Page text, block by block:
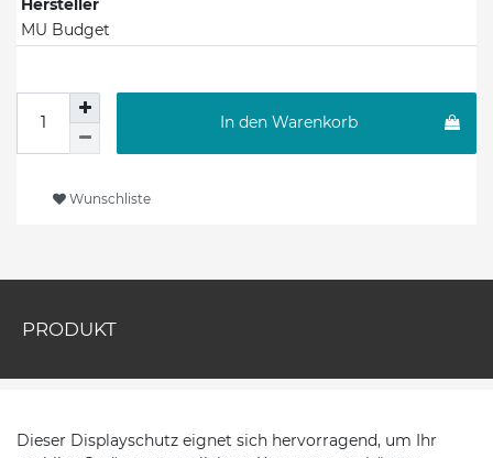
Hersteller
MU Budget
In den Warenkorb
Wunschliste
PRODUKT
Dieser Displayschutz eignet sich hervorragend, um Ihr